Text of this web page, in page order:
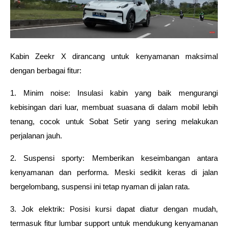
Kabin Zeekr X dirancang untuk kenyamanan maksimal
dengan berbagai fitur:
1. Minim noise: Insulasi kabin yang baik mengurangi
kebisingan dari luar, membuat suasana di dalam mobil lebih
tenang, cocok untuk Sobat Setir yang sering melakukan
perjalanan jauh.
2. Suspensi sporty: Memberikan keseimbangan antara
kenyamanan dan performa. Meski sedikit keras di jalan
bergelombang, suspensi ini tetap nyaman di jalan rata.
3. Jok elektrik: Posisi kursi dapat diatur dengan mudah,
termasuk fitur lumbar support untuk mendukung kenyamanan